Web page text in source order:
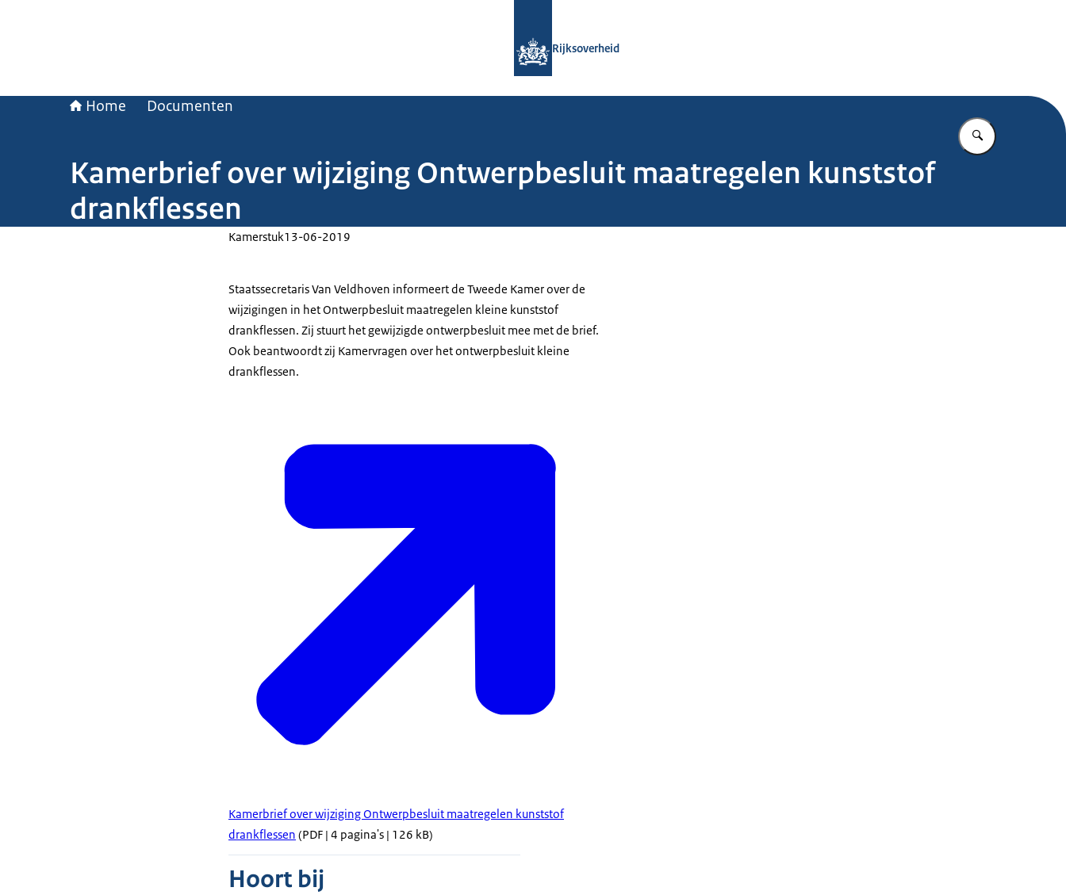
Rijksoverheid
Home Documenten
Vul in wat u
Kamerbrief over wijziging Ontwerpbesluit maatregelen kunststof
drankflessen
Kamerstuk13-06-2019
Staatssecretaris Van Veldhoven informeert de Tweede Kamer over de
wijzigingen in het Ontwerpbesluit maatregelen kleine kunststof
drankflessen. Zij stuurt het gewijzigde ontwerpbesluit mee met de brief.
Ook beantwoordt zij Kamervragen over het ontwerpbesluit kleine
drankflessen.
Kamerbrief over wijziging Ontwerpbesluit maatregelen kunststof
drankflessen (PDF | 4 pagina's | 126 kB)
Hoort bij